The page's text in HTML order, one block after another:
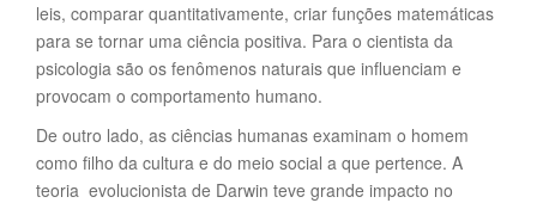
leis, comparar quantitativamente, criar funções matemáticas
para se tornar uma ciência positiva. Para o cientista da
psicologia são os fenômenos naturais que influenciam e
provocam o comportamento humano.
De outro lado, as ciências humanas examinam o homem
como filho da cultura e do meio social a que pertence. A
teoria evolucionista de Darwin teve grande impacto no